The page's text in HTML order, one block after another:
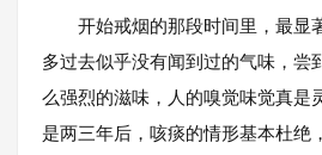
开始戒烟的那段时间里，最显
多过去似乎没有闻到过的气味，尝
么强烈的滋味，人的嗅觉味觉真是
是两三年后，咳痰的情形基本杜绝